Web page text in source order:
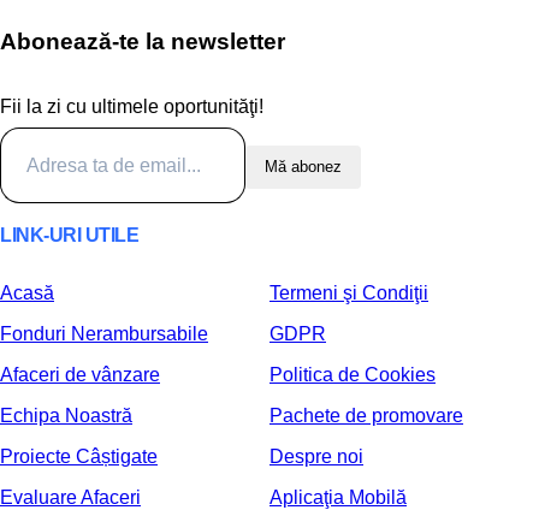
Abonează-te la newsletter
Fii la zi cu ultimele oportunităţi!
Mă abonez
LINK-URI UTILE
Acasă
Fonduri Nerambursabile
Afaceri de vânzare
Echipa Noastră
Proiecte Câștigate
Evaluare Afaceri
Termeni şi Condiţii
GDPR
Politica de Cookies
Pachete de promovare
Despre noi
Aplicaţia Mobilă